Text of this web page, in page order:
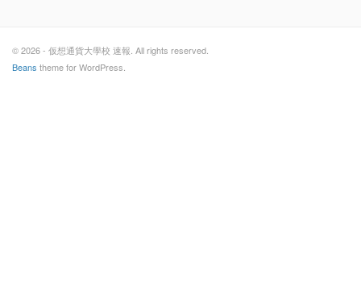
© 2026 - 仮想通貨大學校 速報. All rights reserved.
Beans theme for WordPress.